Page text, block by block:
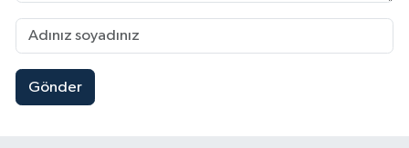
Gönder